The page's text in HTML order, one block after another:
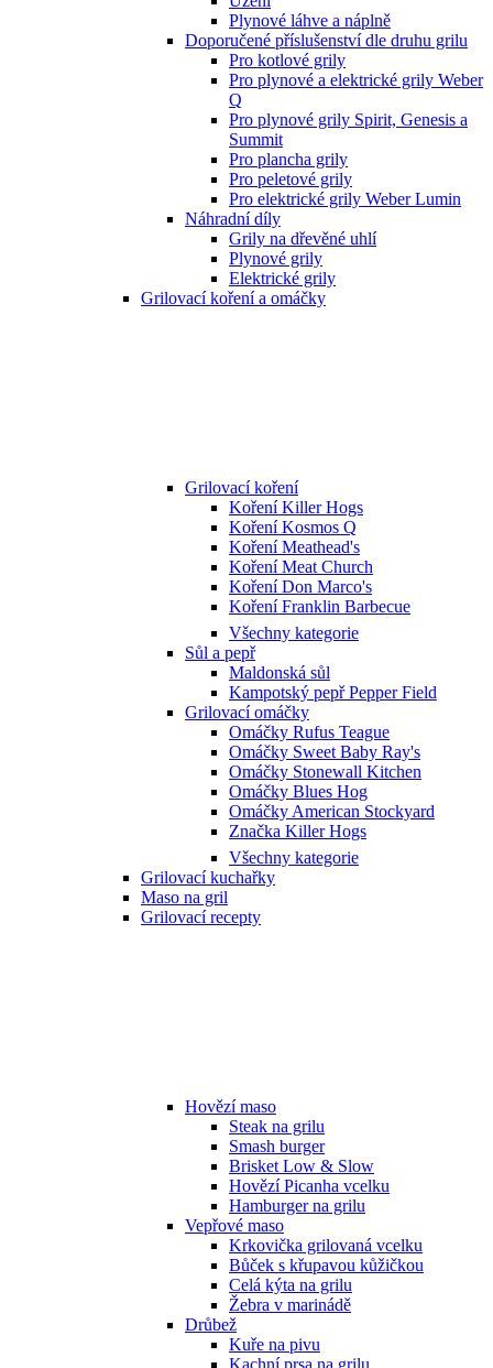
Plynové láhve a náplně
Doporučené příslušenství dle druhu grilu
Pro kotlové grily
Pro plynové a elektrické grily Weber
Q
Pro plynové grily Spirit, Genesis a
Summit
Pro plancha grily
Pro peletové grily
Pro elektrické grily Weber Lumin
Náhradní díly
Grily na dřevěné uhlí
Plynové grily
Elektrické grily
Grilovací koření a omáčky
Grilovací koření
Koření Killer Hogs
Koření Kosmos Q
Koření Meathead's
Koření Meat Church
Koření Don Marco's
Koření Franklin Barbecue
Všechny kategorie
Sůl a pepř
Maldonská sůl
Kampotský pepř Pepper Field
Grilovací omáčky
Omáčky Rufus Teague
Omáčky Sweet Baby Ray's
Omáčky Stonewall Kitchen
Omáčky Blues Hog
Omáčky American Stockyard
Značka Killer Hogs
Všechny kategorie
Grilovací kuchařky
Maso na gril
Grilovací recepty
Hovězí maso
Steak na grilu
Smash burger
Brisket Low & Slow
Hovězí Picanha vcelku
Hamburger na grilu
Vepřové maso
Krkovička grilovaná vcelku
Bůček s křupavou kůžičkou
Celá kýta na grilu
Žebra v marinádě
Drůbež
Kuře na pivu
Kachní prsa na grilu